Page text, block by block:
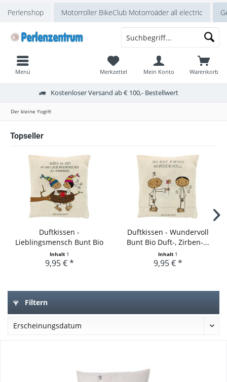
Perlenshop Motorroller BikeClub Motorroäder all electric
Kostenloser Versand ab € 100,- Bestellwert
Warenkorb
Merkzettel Mein Konto
Menü
Der kleine Yogi®
Topseller
Duftkissen -
Lieblingsmensch Bunt Bio
Duft-,...
Inhalt 1
9,95 € *
Duftkissen - Wundervoll
Bunt Bio Duft-, Zirben-...
Inhalt 1
9,95 € *
Filtern